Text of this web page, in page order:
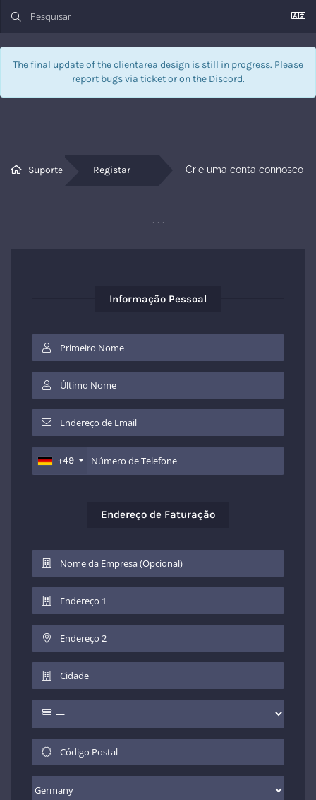
The final update of the clientarea design is still in progress. Please
report bugs via ticketor on the Discord.
Suporte Registar Crie uma conta connosco
. . .
Informação Pessoal
+49
Endereço de Faturação